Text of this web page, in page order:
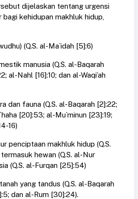
dijelaskan tentang urgensi
kehidupan makhluk hidup,
(Q.S. al-Ma`idah [5]:6)
manusia (Q.S. al-Baqarah
al-Nahl [16]:10; dan al-Waqi’ah
fauna (Q.S. al-Baqarah [2]:22;
[20]:53; al-Mu`minun [23]:19;
16)
penciptaan makhluk hidup (Q.S.
hewan (Q.S. al-Nur
(Q.S. al-Furqan [25]:54)
yang tandus (Q.S. al-Baqarah
dan al-Rum [30]:24).